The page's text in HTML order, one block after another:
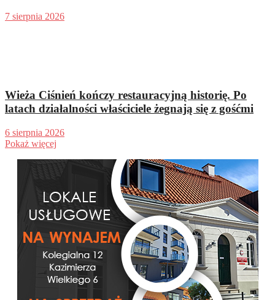
7 sierpnia 2026
Wieża Ciśnień kończy restauracyjną historię. Po
latach działalności właściciele żegnają się z gośćmi
6 sierpnia 2026
Pokaż więcej